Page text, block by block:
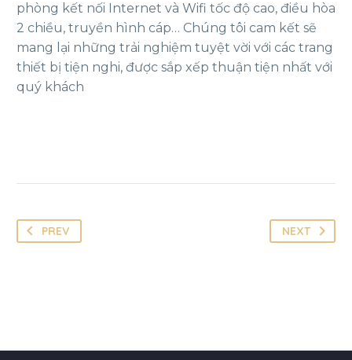
phòng kết nối Internet và Wifi tốc độ cao, điều hòa
2 chiều, truyền hình cáp… Chúng tôi cam kết sẽ
mang lại những trải nghiệm tuyệt vời với các trang
thiết bị tiện nghi, được sắp xếp thuận tiện nhất với
quý khách
PREV NEXT